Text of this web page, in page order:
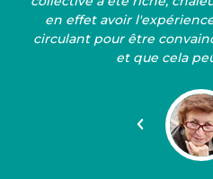
en effet avoir
circulant pour être
et que cela
Précédent